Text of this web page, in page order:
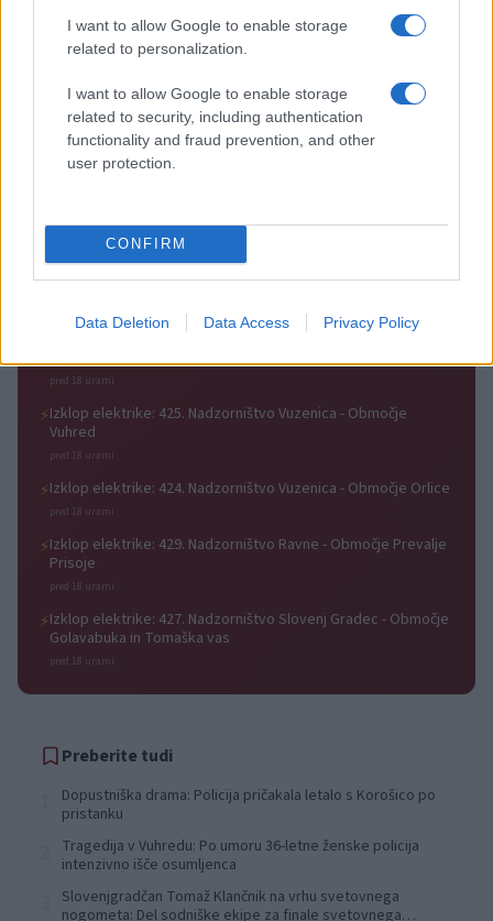
I want to allow Google to enable storage
related to personalization.
I want to allow Google to enable storage
related to security, including authentication
functionality and fraud prevention, and other
user protection.
CONFIRM
Data Deletion Data Access Privacy Policy
Zlata generacija za zlato
generacijo: Slovenska
zgodovino
Nogometni spektakel je pred
Nafta napolnila mrežo Mure,
Olimpija v izdihljajih do prve
zmage
trenerja – v Slovenj Gradec se
Anton na Pohorju
pred 18 urami
⚡Izklop elektrike: 425. Nadzorništvo Vuzenica - Območje
Vuhred
pred 18 urami
⚡Izklop elektrike: 424. Nadzorništvo Vuzenica - Območje Orlice
pred 18 urami
⚡Izklop elektrike: 429. Nadzorništvo Ravne - Območje Prevalje
Prisoje
pred 18 urami
⚡Izklop elektrike: 427. Nadzorništvo Slovenj Gradec - Območje
Golavabuka in Tomaška vas
pred 18 urami
Preberite tudi
Dopustniška drama: Policija pričakala letalo s Korošico po
pristanku
Tragedija v Vuhredu: Po umoru 36-letne ženske policija
intenzivno išče osumljenca
Slovenjgradčan Tomaž Klančnik na vrhu svetovnega
nogometa: Del sodniške ekipe za finale svetovnega